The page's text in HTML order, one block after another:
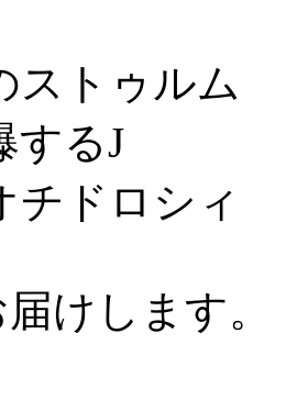
トゥルム
るJ
ドロシィ
けします。